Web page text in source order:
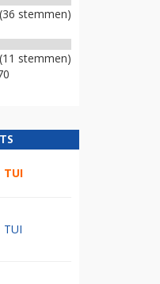
stemmen)
stemmen)
TUI
TUI